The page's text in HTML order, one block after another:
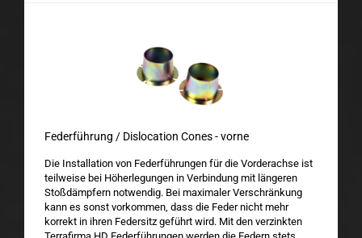
Federführung / Dislocation Cones - vorne
Die Installation von Federführungen für die Vorderachse ist
teilweise bei Höherlegungen in Verbindung mit längeren
Stoßdämpfern notwendig. Bei maximaler Verschränkung
kann es sonst vorkommen, dass die Feder nicht mehr
korrekt in ihren Federsitz geführt wird. Mit den verzinkten